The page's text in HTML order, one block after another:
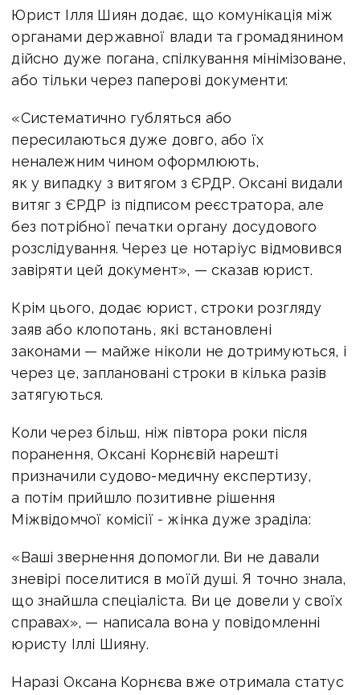
Юрист Ілля Шиян додає, що комунікація між
органами державної влади та громадянином
дійсно дуже погана, спілкування мінімізоване,
або тільки через паперові документи:
«Систематично губляться або
пересилаються дуже довго, або їх
неналежним чином оформлюють,
як у випадку з витягом з ЄРДР. Оксані видали
витяг з ЄРДР із підписом реєстратора, але
без потрібної печатки органу досудового
розслідування. Через це нотаріус відмовився
завіряти цей документ», — сказав юрист.
Крім цього, додає юрист, строки розгляду
заяв або клопотань, які встановлені
законами — майже ніколи не дотримуються, і
через це, заплановані строки в кілька разів
затягуються.
Коли через більш, ніж півтора роки після
поранення, Оксані Корнєвій нарешті
призначили судово-медичну експертизу,
а потім прийшло позитивне рішення
Міжвідомчої комісії - жінка дуже зраділа:
«Ваші звернення допомогли. Ви не давали
зневірі поселитися в моїй душі. Я точно знала,
що знайшла спеціаліста. Ви це довели у своїх
справах», — написала вона у повідомленні
юристу Іллі Шияну.
Наразі Оксана Корнєва вже отримала статус